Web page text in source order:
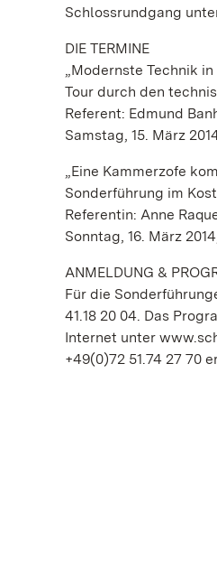
Schlossrundgang
DIE TERMINE
„Modernste Technik
Tour durch den
Referent: Edmund
Samstag, 15. März
„Eine Kammerzofe
Sonderführung im
Referentin: Anne
Sonntag, 16. März
ANMELDUNG &
Für die
41.18 20 04. Das
Internet unter
+49(0)72 51.74 27 70